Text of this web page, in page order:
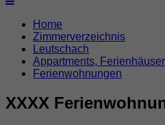
Home
Zimmerverzeichnis
Leutschach
Appartments,
Ferienwohnungen
XXXX